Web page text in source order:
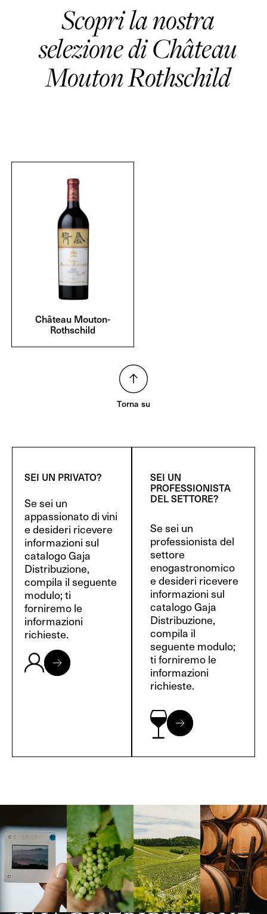
Scopri la nostra
selezione di Château
Mouton Rothschild
Château Mouton-
Rothschild
Torna su
SEI UN PRIVATO?
Se sei un
appassionato di vini
e desideri ricevere
informazioni sul
catalogo Gaja
Distribuzione,
compila il seguente
modulo; ti
forniremo le
informazioni
richieste.
SEI UN
PROFESSIONISTA
DEL SETTORE?
Se sei un
professionista del
settore
enogastronomico
e desideri ricevere
informazioni sul
catalogo Gaja
Distribuzione,
compila il
seguente modulo;
ti forniremo le
informazioni
richieste.
Langa, 1977 Borgogna,
Francia
Borgogna,
Francia
Instagram